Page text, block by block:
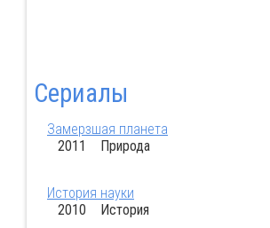
Сериалы
Замерзшая планета
2011 Природа
История науки
2010 История